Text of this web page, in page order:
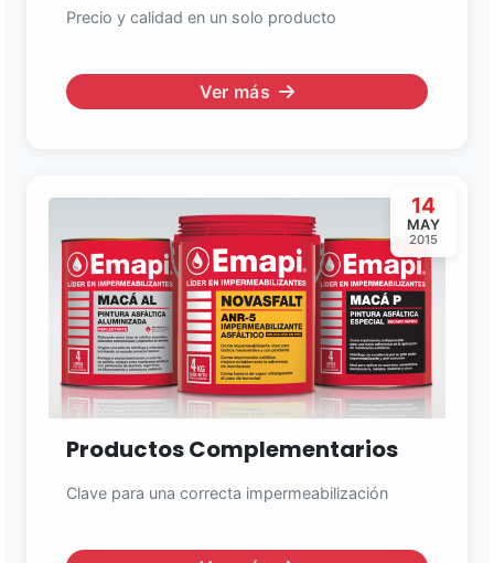
Precio y calidad en un solo producto
Ver más
14
MAY
2015
Productos Complementarios
Clave para una correcta impermeabilización